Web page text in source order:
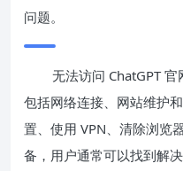
问题。
无法访问 ChatGPT
包括网络连接、网站维护
置、使用 VPN、清除浏览
备，用户通常可以找到解